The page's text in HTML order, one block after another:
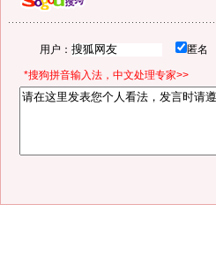
用户： 匿名
*搜狗拼音输入法，中文处理专家>>